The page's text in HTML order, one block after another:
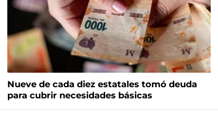
Nueve de cada diez estatales tomó deuda
para cubrir necesidades básicas